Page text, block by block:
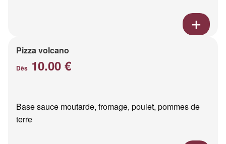
Pizza volcano
Dès 10.00 €
Base sauce moutarde, fromage, poulet, pommes de
terre